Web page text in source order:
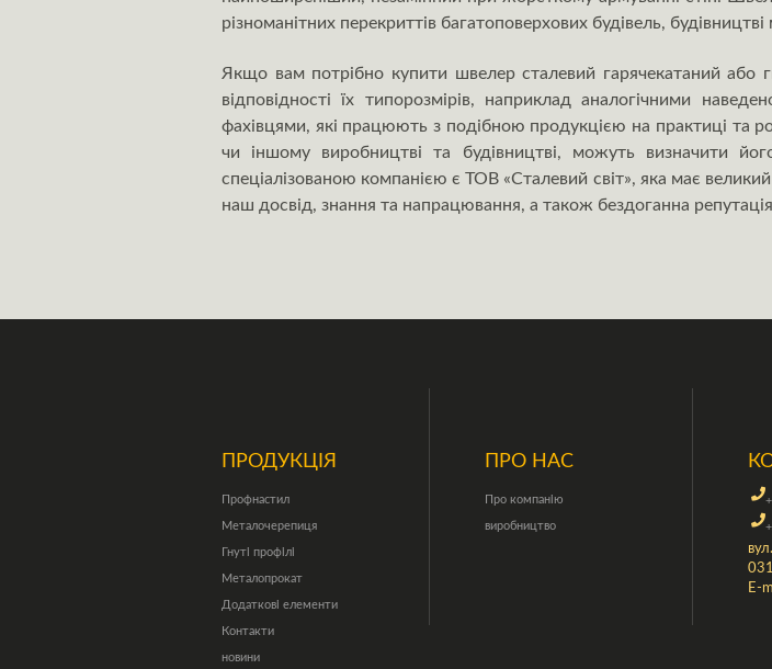
різноманітних перекриттів багатоповерхових будівель, будівництві
Якщо вам потрібно купити швелер сталевий гарячекатаний або
відповідності їх типорозмірів, наприклад аналогічними
фахівцями, які працюють з подібною продукцією на практиці та
чи іншому виробництві та будівництві, можуть визначити
спеціалізованою компанією є ТОВ «Сталевий світ», яка має
наш досвід, знання та напрацювання, а також бездоганна
ПРОДУКЦІЯ
Профнастил
Металочерепиця
Гнуті профілі
Металопрокат
Додаткові елементи
Контакти
новини
ПРО НАС
Про компанію
виробництво
E-